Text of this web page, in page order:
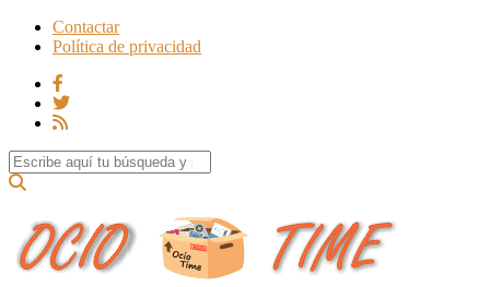
Contactar
Política de privacidad
Search for: